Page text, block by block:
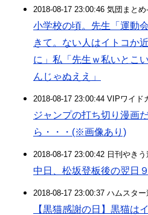
2018-08-17 23:00:46 気団まと
小学校の頃。先生「運動
きて。ない人はイトコか
に」私「先生ｗ私いとこ
んじゃぬええ」
2018-08-17 23:00:44 VIPワイド
ジャンプの打ち切り漫画
ら・・・(※画像あり)
2018-08-17 23:00:42 日刊やき
中日、松坂登板後の翌日
2018-08-17 23:00:37 ハムスター
【黒猫感謝の日】黒猫は